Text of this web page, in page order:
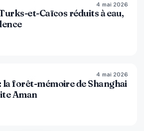
% 60
4 mai 2026
et-Caïcos réduits à eau,
% 78
4 mai 2026
la forêt-mémoire de Shanghai
Aman